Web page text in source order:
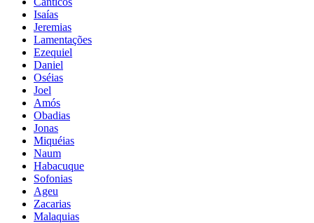
Isaías
Jeremias
Lamentações
Ezequiel
Daniel
Oséias
Joel
Amós
Obadias
Jonas
Miquéias
Naum
Habacuque
Sofonias
Ageu
Zacarias
Malaquias